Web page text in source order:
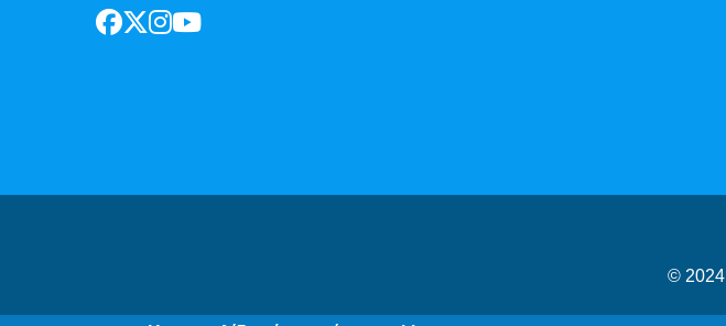
© 2024